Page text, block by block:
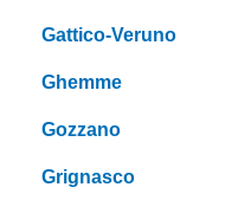
Gattico-Veruno
Ghemme
Gozzano
Grignasco